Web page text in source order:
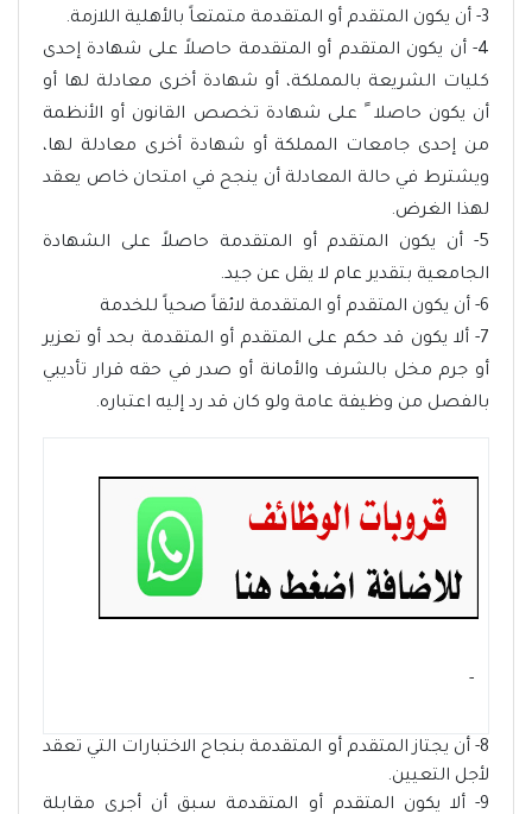
3- أن يكون المتقدم أو المتقدمة متمتعاً بالأهلية اللازمة.
4- أن يكون المتقدم أو المتقدمة حاصلاً على شهادة إحدى
كليات الشريعة بالمملكة، أو شهادة أخرى معادلة لها أو
أن يكون حاصلا ً على شهادة تخصص القانون أو الأنظمة
من إحدى جامعات المملكة أو شهادة أخرى معادلة لها،
ويشترط في حالة المعادلة أن ينجح في امتحان خاص يعقد
لهذا الغرض.
5- أن يكون المتقدم أو المتقدمة حاصلاً على الشهادة
الجامعية بتقدير عام لا يقل عن جيد.
6- أن يكون المتقدم أو المتقدمة لائقاً صحياً للخدمة
7- ألا يكون قد حكم على المتقدم أو المتقدمة بحد أو تعزير
أو جرم مخل بالشرف والأمانة أو صدر في حقه قرار تأديبي
بالفصل من وظيفة عامة ولو كان قد رد إليه اعتباره.
- ‏
8- أن يجتاز المتقدم أو المتقدمة بنجاح الاختبارات التي تعقد
لأجل التعيين.
9- ألا يكون المتقدم أو المتقدمة سبق أن أجرى مقابلة